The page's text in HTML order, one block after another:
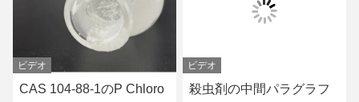
ビデオ
CAS 104-88-1のP Chloro
ビデオ
殺虫剤の中間パラグラフ